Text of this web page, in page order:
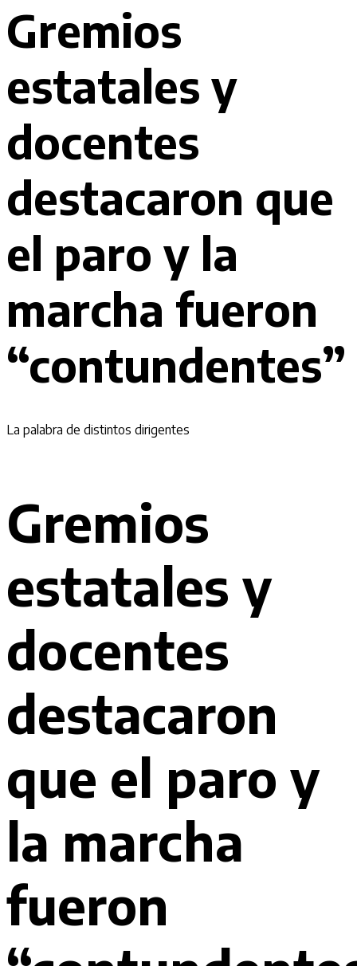
Gremios
estatales y
docentes
destacaron que
el paro y la
marcha fueron
“contundentes”
La palabra de distintos dirigentes
Gremios
estatales y
docentes
destacaron
que el paro y
la marcha
fueron